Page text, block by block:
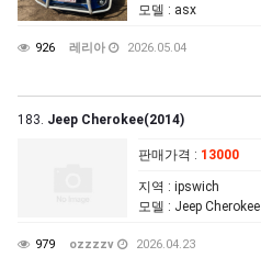
모델 : asx
926 레리아 2026.05.04
183. Jeep Cherokee(2014)
판매가격 : 13000
지역 : ipswich
모델 : Jeep Cherokee
979 ozzzzv 2026.04.23